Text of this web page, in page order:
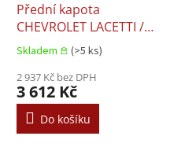
Přední kapota
CHEVROLET LACETTI /
NUBIRA DAEWOO
LACETTI / NUBIRA
05.2003–12.2011
Skladem 𖠿 (>5 ks)
2 937 Kč bez DPH
3 612 Kč
Do košíku